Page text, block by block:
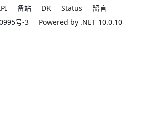
备站 DK Status
留言
号-3
Powered by .NET 10.0.10